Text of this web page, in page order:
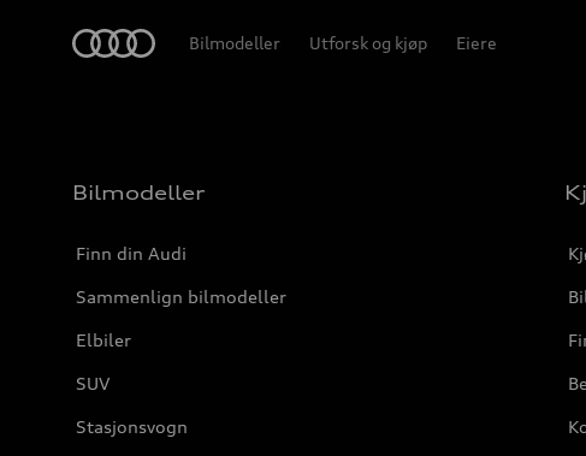
Bilmodeller Utforsk og kjøp Eiere
Bilmodeller
Finn din Audi
Sammenlign bilmodeller
Elbiler
SUV
Stasjonsvogn